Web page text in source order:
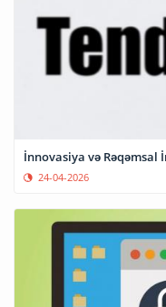
İnnovasiya və
24-04-2026